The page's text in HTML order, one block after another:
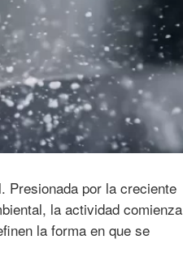
Presionada por la creciente
la actividad comienza
la forma en que se